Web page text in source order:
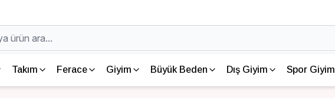
Takım Ferace Giyim Büyük Beden Dış Giyim Spor Giyim